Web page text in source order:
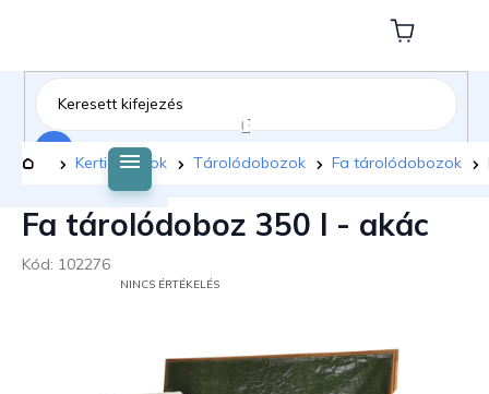
tartalomhoz
Kosár
Kezdőlap
Kerti bútorok Tárolódobozok Fa tárolódobozok
Fa tárolódoboz 350 l - akác
Kód: 102276
NINCS ÉRTÉKELÉS